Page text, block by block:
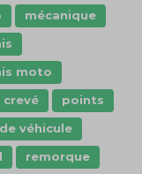
mécanique
moto
crevé
points
véhicule
remorque